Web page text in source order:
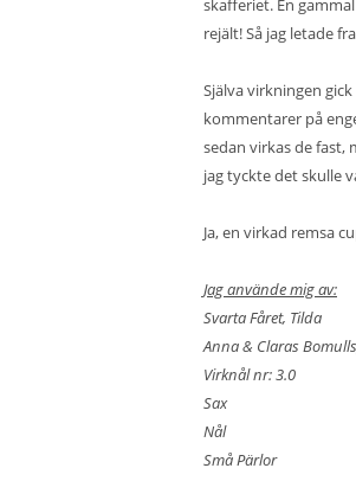
skafferiet. En
rejält! Så jag letade
Själva virkningen
kommentarer på
sedan virkas de fast,
jag tyckte det skulle
Ja, en virkad remsa
Jag använde mig av:
Svarta Fåret, Tilda
Anna & Claras
Virknål nr: 3.0
Sax
Nål
Små Pärlor